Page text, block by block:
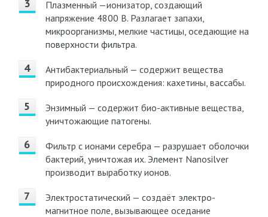
Плазменный —ионизатор, создающий
напряжение 4800 В. Разлагает запахи,
микроорганизмы, мелкие частицы, оседающие на
поверхности фильтра.
Антибактериальный — содержит вещества
природного происхождения: кахетины, вассабы.
Энзимный — содержит био-активные вещества,
уничтожающие патогены.
Фильтр с ионами серебра — разрушает оболочки
бактерий, уничтожая их. Элемент Nanosilver
производит выработку ионов.
Электростатический — создаёт электро-
магнитное поле, вызывающее оседание